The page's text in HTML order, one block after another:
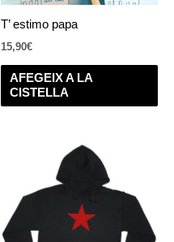
T’ estimo papa
15,90€
AFEGEIX A LA
CISTELLA